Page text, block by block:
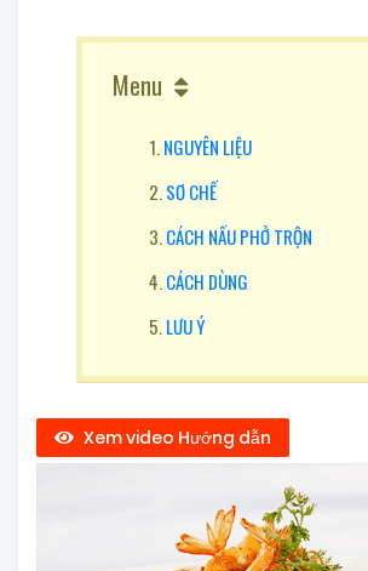
Menu
NGUYÊN LIỆU
SƠ CHẾ
CÁCH NẤU PHỞ TRỘN
CÁCH DÙNG
LƯU Ý
Xem video Hướng dẫn